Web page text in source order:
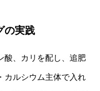
の実践
酸、カリを配し、追肥
カルシウム主体で入れ